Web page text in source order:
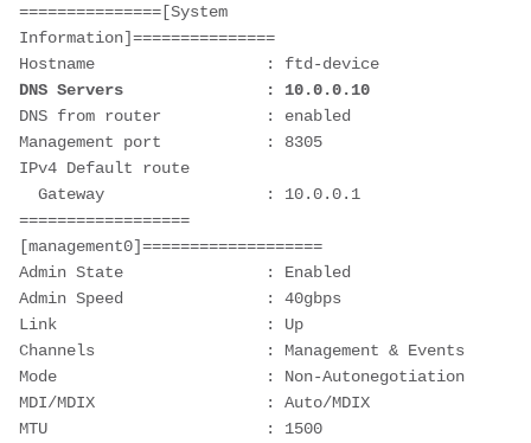
===============[System
Information]===============
DNS Servers               : 10.0.0.10
DNS from router           : enabled
Management port           : 8305
IPv4 Default route
==================
[management0]===================
Admin State               : Enabled
Admin Speed               : 40gbps
Link                      : Up
Channels                  : Management & Events
Mode                      : Non-Autonegotiation
MDI/MDIX                  : Auto/MDIX
MTU                       : 1500